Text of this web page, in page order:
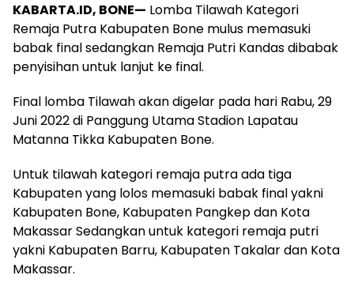
KABARTA.ID, BONE— Lomba Tilawah Kategori
Remaja Putra Kabupaten Bone mulus memasuki
babak final sedangkan Remaja Putri Kandas dibabak
penyisihan untuk lanjut ke final.
Final lomba Tilawah akan digelar pada hari Rabu, 29
Juni 2022 di Panggung Utama Stadion Lapatau
Matanna Tikka Kabupaten Bone.
Untuk tilawah kategori remaja putra ada tiga
Kabupaten yang lolos memasuki babak final yakni
Kabupaten Bone, Kabupaten Pangkep dan Kota
Makassar Sedangkan untuk kategori remaja putri
yakni Kabupaten Barru, Kabupaten Takalar dan Kota
Makassar.